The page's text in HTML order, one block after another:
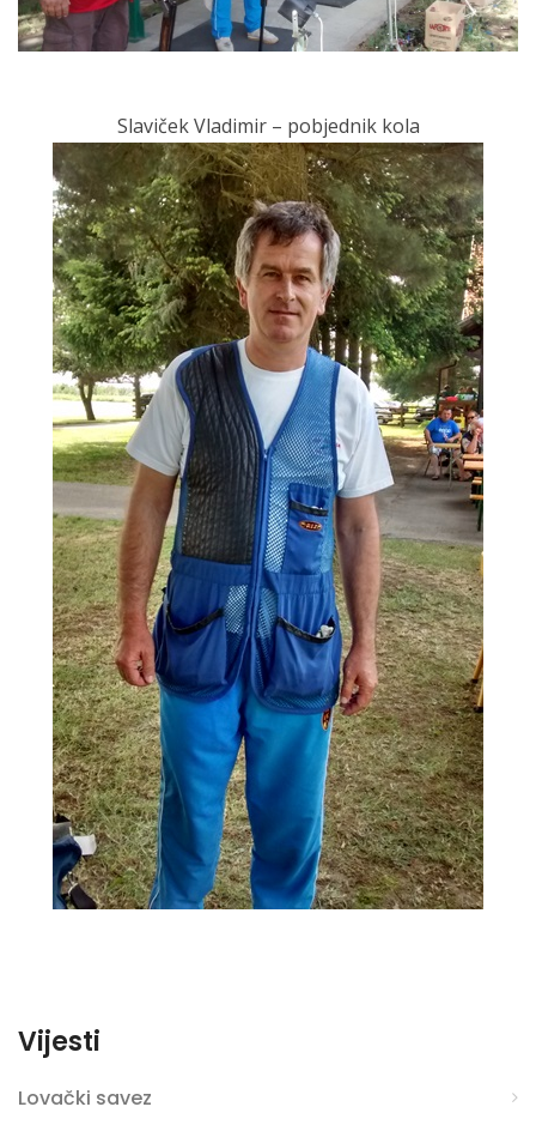
Slaviček Vladimir – pobjednik kola
Vijesti
Lovački savez